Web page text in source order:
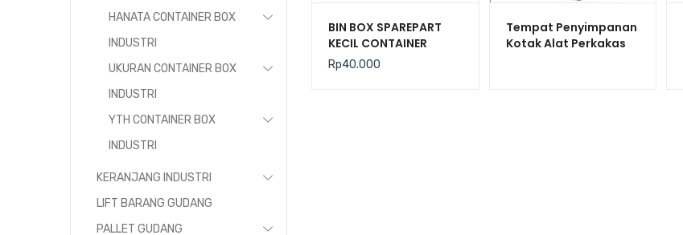
BIN BOX SPAREPART
KECIL CONTAINER
PLASTIK INDUSTRI
RABBIT 0444
Rp40.000
Tempat Penyimpanan
Kotak Alat Perkakas
HANATA CONTAINER BOX
INDUSTRI
UKURAN CONTAINER BOX
INDUSTRI
YTH CONTAINER BOX
INDUSTRI
KERANJANG INDUSTRI
LIFT BARANG GUDANG
PALLET GUDANG